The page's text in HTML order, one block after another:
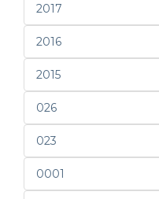
2017
2016
2015
026
023
0001